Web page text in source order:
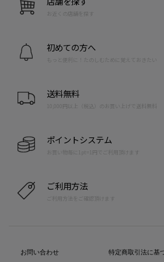
お近くの店舗を探す
初めての方へ
もっと便利に！たのしむために覚えておきたい
送料無料
10,000円以上（税込）のお買い上げで送料無料
ポイントシステム
お買い物毎に1pt=1円でご利用頂けます
ご利用方法
ご利用方法をご確認頂けます
お問い合わせ 特定商取引法に基